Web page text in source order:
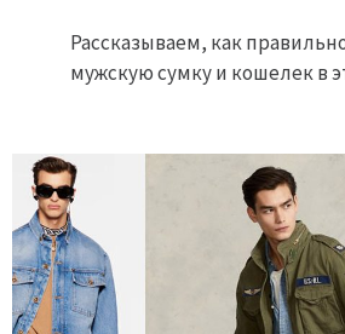
Рассказываем, как
мужскую сумку и кошелек в